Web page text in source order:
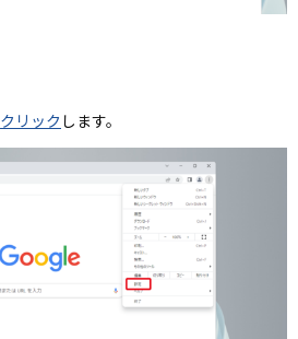
クリック します。